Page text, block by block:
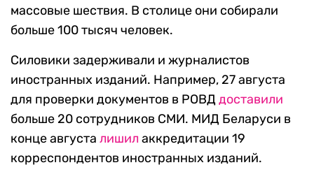
массовые шествия. В столице они собирали
больше 100 тысяч человек.
Силовики задерживали и журналистов
иностранных изданий. Например, 27 августа
для проверки документов в РОВДдоставили
больше 20 сотрудников СМИ. МИД Беларуси в
конце августа лишил аккредитации 19
корреспондентов иностранных изданий.